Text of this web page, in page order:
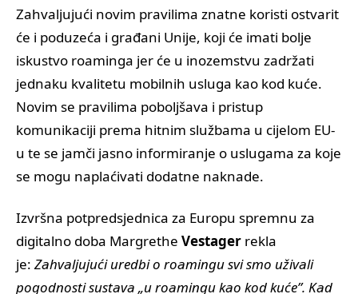
Zahvaljujući novim pravilima znatne koristi ostvarit
će i poduzeća i građani Unije, koji će imati bolje
iskustvo roaminga jer će u inozemstvu zadržati
jednaku kvalitetu mobilnih usluga kao kod kuće.
Novim se pravilima poboljšava i pristup
komunikaciji prema hitnim službama u cijelom EU-
u te se jamči jasno informiranje o uslugama za koje
se mogu naplaćivati dodatne naknade.
Izvršna potpredsjednica za Europu spremnu za
digitalno doba Margrethe Vestager rekla
je: Zahvaljujući uredbi o roamingu svi smo uživali
pogodnosti sustava „u roamingu kao kod kuće”. Kad